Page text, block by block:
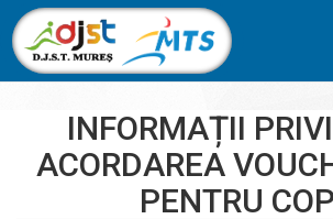
INFORMAȚII
ACORDAREA
PENTRU